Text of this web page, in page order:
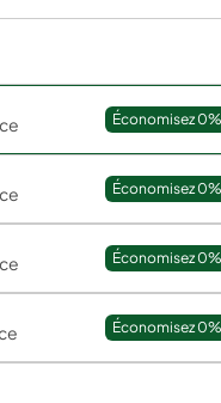
Économisez 0%
Économisez 0%
Économisez 0%
Économisez 0%